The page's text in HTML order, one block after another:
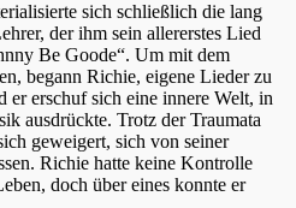
sich schließlich die lang
der ihm sein allererstes Lied
Be Goode“. Um mit dem
begann Richie, eigene Lieder zu
er erschuf sich eine innere Welt, in
ausdrückte. Trotz der Traumata
geweigert, sich von seiner
Richie hatte keine Kontrolle
doch über eines konnte er